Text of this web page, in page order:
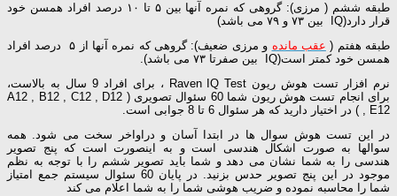
طبقه ششم ( مرزی): گروهی که نمره آنها بین ۵ تا ۱۰ درصد افراد همسن خود
قرار دارد(IQ بین ۷۳ و ۷۹ می باشد)
طبقه هفتم ( عقب مانده
و مرزی ضعیف): گروهی که نمره آنها از ۵ درصد افراد
همسن خود کمتر است(IQ بین صفرتا ۷۳ می باشد).
نرم افزار تست هوش ریون Raven IQ Test ، برای افراد 9 سال به بالاست،
برای انجام تست هوش ریون شما 60 سئوال تصویری ( A12 , B12 , C12 , D12
, E12 ) در اختیار دارید که هر سئوال 6 تا 8 جوابی است.
در این تست هوش سوال ها در ابتدا آسان و دراواخر سخت می شود. همه
سوالها به صورت اشکال هندسی است و به اینصورت است که پنج تصویر
هندسی را به شما نشان می دهد و شما باید تصویر ششم را با توجه به نظم
موجود در این پنج تصویر حدس بزنید. در پایان 60 سئوال سیستم جمع امتیاز
شما را محاسبه نموده و ضریب هوشی شما را به شما اعلام می کند